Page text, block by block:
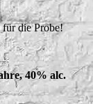
für die Probe!
40% alc.